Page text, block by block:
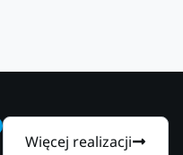
Więcej realizacji